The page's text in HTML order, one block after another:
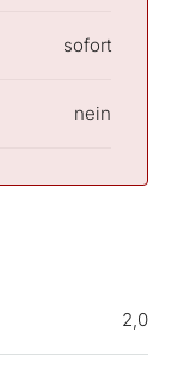
sofort
nein
2,0